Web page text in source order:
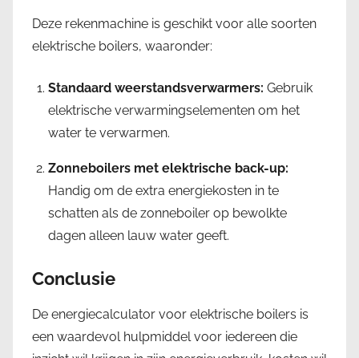
Deze rekenmachine is geschikt voor alle soorten
elektrische boilers, waaronder:
Standaard weerstandsverwarmers: Gebruik
elektrische verwarmingselementen om het
water te verwarmen.
Zonneboilers met elektrische back-up:
Handig om de extra energiekosten in te
schatten als de zonneboiler op bewolkte
dagen alleen lauw water geeft.
Conclusie
De energiecalculator voor elektrische boilers is
een waardevol hulpmiddel voor iedereen die